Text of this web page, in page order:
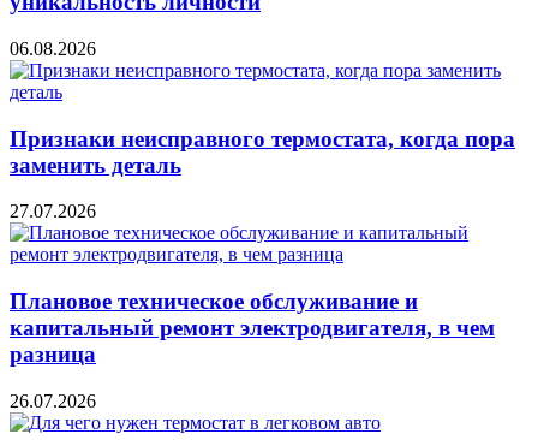
06.08.2026
Признаки неисправного термостата, когда пора
заменить деталь
27.07.2026
Плановое техническое обслуживание и
капитальный ремонт электродвигателя, в чем
разница
26.07.2026